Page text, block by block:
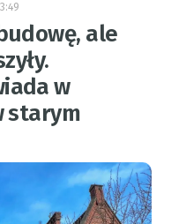
ale
w
starym